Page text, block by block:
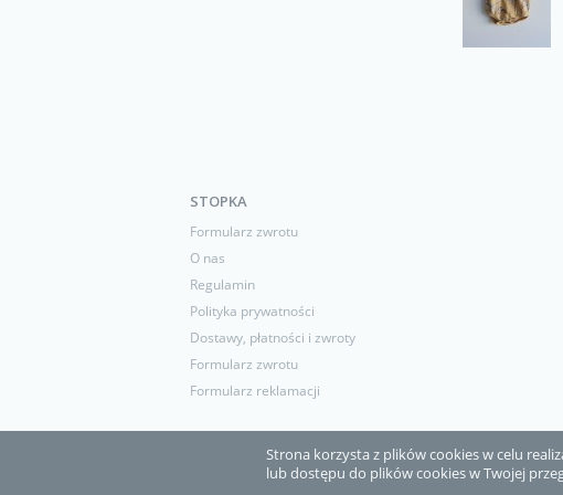
Strona korzysta z plików cookies w celu
lub dostępu do plików cookies w Twojej
STOPKA
Formularz zwrotu
O nas
Regulamin
Polityka prywatności
Dostawy, płatności i zwroty
Formularz zwrotu
Formularz reklamacji